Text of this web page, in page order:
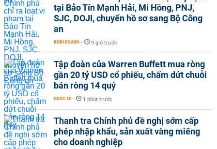
tại Bảo Tín Mạnh Hải, Mi Hồng, PNJ,
SJC, DOJI, chuyển hồ sơ sang Bộ Công
an
KINH DOANH - 9 giờ trước
Tập đoàn của Warren Buffett mua ròng
gần 20 tỷ USD cổ phiếu, chấm dứt chuỗi
bán ròng 14 quý
QUỐC TẾ - 1 phút trước
Thanh tra Chính phủ đề nghị sớm cấp
phép nhập khẩu, sản xuất vàng miếng
cho doanh nghiệp